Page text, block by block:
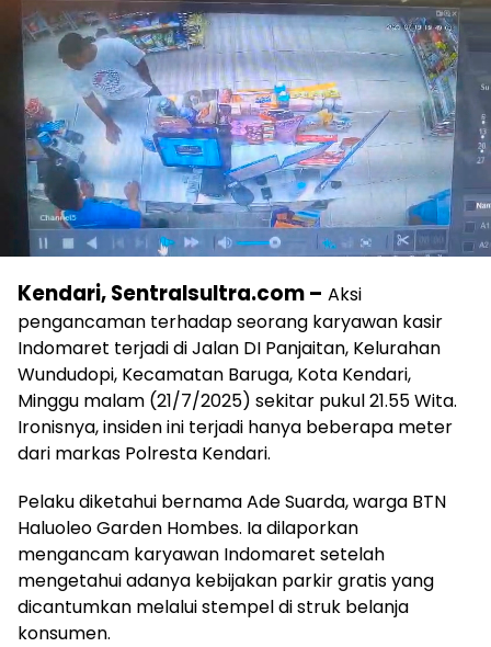
Kendari, Sentralsultra.com – Aksi
pengancaman terhadap seorang karyawan kasir
Indomaret terjadi di Jalan DI Panjaitan, Kelurahan
Wundudopi, Kecamatan Baruga, Kota Kendari,
Minggu malam (21/7/2025) sekitar pukul 21.55 Wita.
Ironisnya, insiden ini terjadi hanya beberapa meter
dari markas Polresta Kendari.
Pelaku diketahui bernama Ade Suarda, warga BTN
Haluoleo Garden Hombes. Ia dilaporkan
mengancam karyawan Indomaret setelah
mengetahui adanya kebijakan parkir gratis yang
dicantumkan melalui stempel di struk belanja
konsumen.